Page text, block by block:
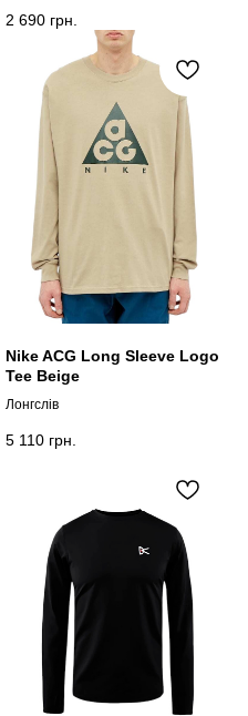
2 690 грн.
Nike ACG Long Sleeve Logo
Tee Beige
Лонгслів
5 110 грн.